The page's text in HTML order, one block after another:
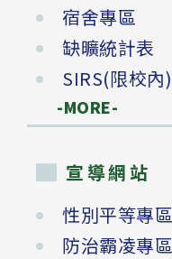
宿舍專區
缺曠統計表
SIRS(限校內)
-MORE-
宣導網站
性別平等專區
防治霸凌專區